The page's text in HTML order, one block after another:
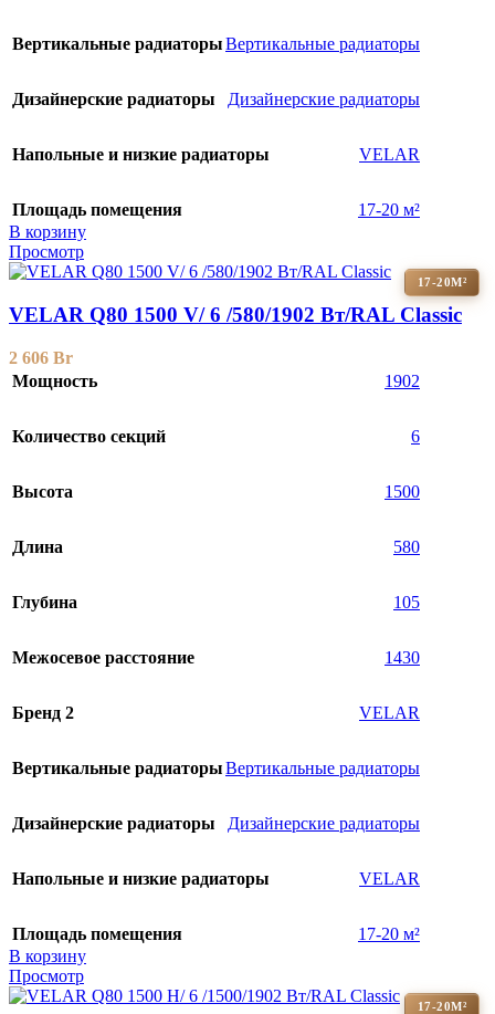
Вертикальные радиаторыВертикальные радиаторы
Дизайнерские радиаторы Дизайнерские радиаторы
Напольные и низкие радиаторы VELAR
Площадь помещения
17-20 м²
В корзину
Просмотр
17-20М²
VELAR Q80 1500 V/ 6 /580/1902 Вт/RAL Classic
2 606 Br
Мощность
1902
Количество секций 6
Высота 1500
Длина 580
Глубина 105
Межосевое расстояние 1430
Бренд 2 VELAR
Вертикальные радиаторыВертикальные радиаторы
Дизайнерские радиаторы Дизайнерские радиаторы
Напольные и низкие радиаторы VELAR
Площадь помещения
17-20 м²
В корзину
Просмотр
17-20М²